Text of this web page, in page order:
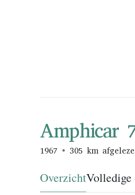
Amphicar
1967 305 km
Overzicht